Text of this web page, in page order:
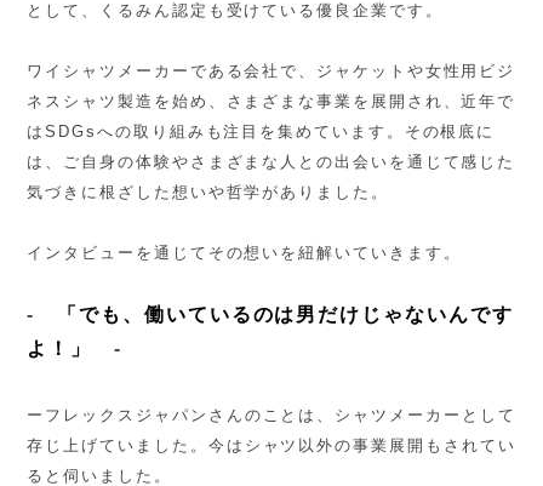
として、くるみん認定も受けている優良企業です。
ワイシャツメーカーである会社で、ジャケットや女性用ビジ
ネスシャツ製造を始め、さまざまな事業を展開され、近年で
はSDGs への取り組みも注目を集めています。その根底に
は、ご自身の体験やさまざまな人との出会いを通じて感じた
気づきに根ざした想いや哲学がありました。
インタビューを通じてその想いを紐解いていきます。
-
「でも、働いているのは男だけじゃないんです
よ！」-
ーフレックスジャパンさんのことは、シャツメーカーとして
存じ上げていました。今はシャツ以外の事業展開もされてい
ると伺いました。